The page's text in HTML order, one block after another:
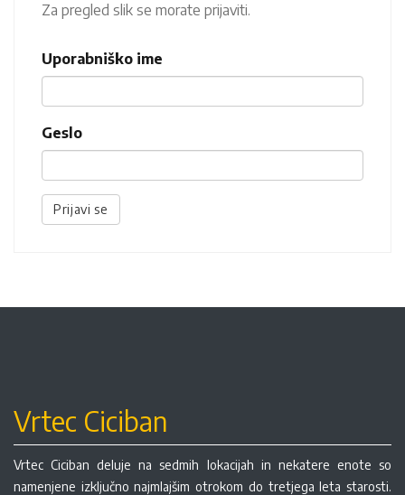
Za pregled slik se morate prijaviti.
Uporabniško ime
Geslo
Prijavi se
Vrtec Ciciban
Vrtec Ciciban deluje na sedmih lokacijah in nekatere enote so
namenjene izključno najmlajšim otrokom do tretjega leta starosti.